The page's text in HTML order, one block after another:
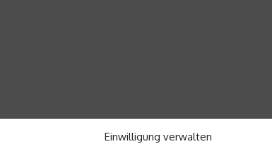
Einwilligung verwalten